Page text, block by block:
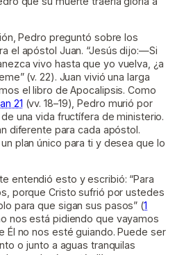
Pedro preguntó sobre los
el apóstol Juan. “Jesús dijo:—Si
vivo hasta que yo vuelva, ¿a
(v. 22). Juan vivió una larga
el libro de Apocalipsis. Como
21 (vv. 18–19), Pedro murió por
una vida fructífera de ministerio.
diferente para cada apóstol.
plan único para ti y desea que lo
entendió esto y escribió: “Para
porque Cristo sufrió por ustedes
para que sigan sus pasos” (1
nos está pidiendo que vayamos
Él no nos esté guiando. Puede ser
o junto a aguas tranquilas